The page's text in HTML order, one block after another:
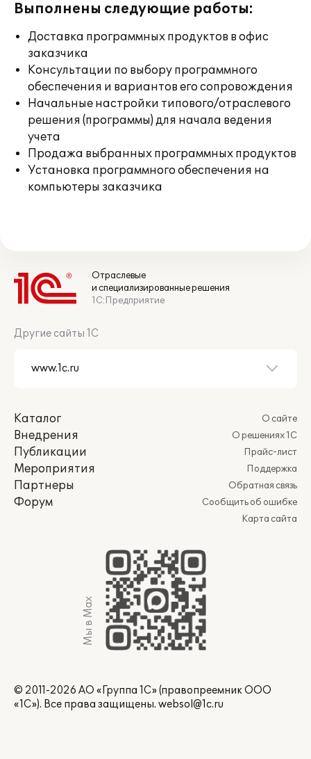
Выполнены следующие работы:
Доставка программных продуктов в офис
заказчика
Консультации по выбору программного
обеспечения и вариантов его сопровождения
Начальные настройки типового/отраслевого
решения (программы) для начала ведения
учета
Продажа выбранных программных продуктов
Установка программного обеспечения на
компьютеры заказчика
Отраслевые
и специализированные решения
1С:Предприятие
Другие сайты 1С
Каталог
Внедрения
Публикации
Мероприятия
Партнеры
Форум
О сайте
О решениях 1С
Прайс-лист
Поддержка
Обратная связь
Сообщить об ошибке
Карта сайта
Мы в Max
© 2011-2026 АО «Группа 1С» (правопреемник ООО
«1С»). Все права защищены. websol@1c.ru